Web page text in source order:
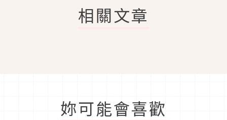
相關文章
妳可能會喜歡